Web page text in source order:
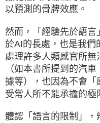
以預測的骨牌效應。
然而，「經驗先於語
於AI的長處，也是我
處理許多人類感官所
（如本書所提到的汽
據等），也因為不會
受常人所不能承擔的極
體認「語言的限制」